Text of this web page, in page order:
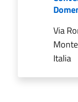
Via
Italia